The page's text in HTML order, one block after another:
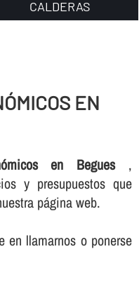
CALDERAS
EN
en Begues,
y presupuestos que
página web.
en llamarnos o ponerse